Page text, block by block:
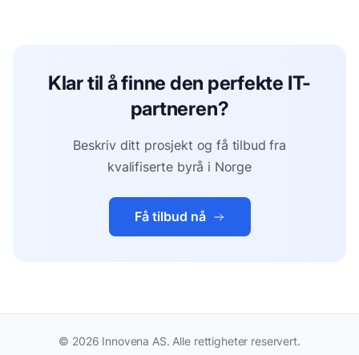
Klar til å finne den perfekte IT-
partneren?
Beskriv ditt prosjekt og få tilbud fra
kvalifiserte byrå i Norge
Få tilbud nå
© 2026 Innovena AS. Alle rettigheter reservert.